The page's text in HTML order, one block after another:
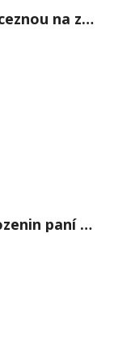
Prohlídka s princeznou na zámku Stekník
Oslava 101. narozenin paní Věry Skořepové